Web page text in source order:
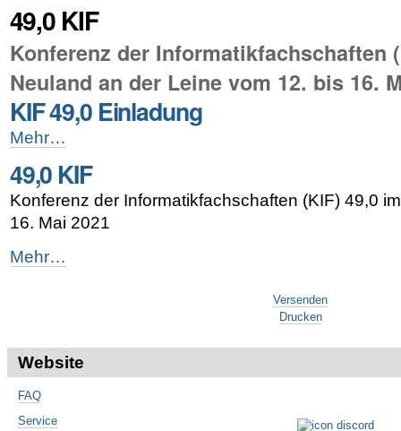
49,0 KIF
Konferenz der Informatikfachschaften
Neuland an der Leine vom 12. bis 16.
KIF 49,0 Einladung
KIF
49,0
Einladung
-
Mehr…
49,0 KIF
Konferenz der Informatikfachschaften (KIF) 49,0
16. Mai 2021
49,0
KIF
Mehr…
Versenden
Drucken
Website
FAQ
Service